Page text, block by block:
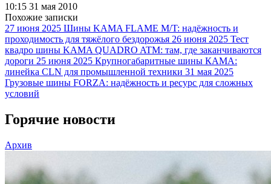
10:15 31 мая 2010
Похожие записки
27 июня 2025 Шины KAMA FLAME M/T: надёжность и
проходимость для тяжёлого бездорожья 26 июня 2025 Тест
квадро шины KAMA QUADRO ATM: там, где заканчиваются
дороги 25 июня 2025 Крупногабаритные шины КАМА:
линейка CLN для промышленной техники 31 мая 2025
Грузовые шины FORZA: надёжность и ресурс для сложных
условий
Горячие новости
Архив